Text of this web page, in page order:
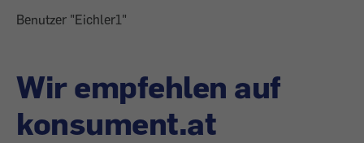
Benutzer "Eichler1"
Wir empfehlen auf
konsument.at